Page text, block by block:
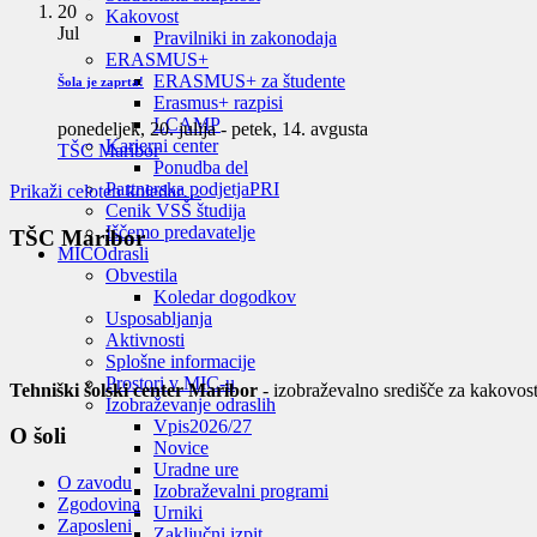
Kakovost
Pravilniki in zakonodaja
ERASMUS+
ERASMUS+ za študente
Erasmus+ razpisi
LCAMP
Karierni center
Ponudba del
Partnerska podjetjaPRI
Cenik VSŠ študija
Iščemo predavatelje
MICOdrasli
Obvestila
Koledar dogodkov
Usposabljanja
Aktivnosti
Splošne informacije
Prostori v MIC-u
Izobraževanje odraslih
Vpis2026/27
Novice
Uradne ure
Izobraževalni programi
Urniki
20
Jul
Šola je zaprta!
ponedeljek, 20. julija- petek, 14. avgusta
TŠC Maribor
Prikaži celoten koledar…
TŠC Maribor
Tehniški šolski center Maribor - izobraževalno središče za
O šoli
O zavodu
Zgodovina
Zaposleni